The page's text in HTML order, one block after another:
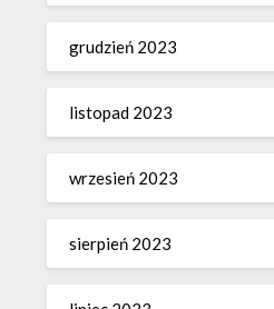
grudzień 2023
listopad 2023
wrzesień 2023
sierpień 2023